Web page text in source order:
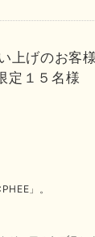
上げのお客
定１５名様
」。